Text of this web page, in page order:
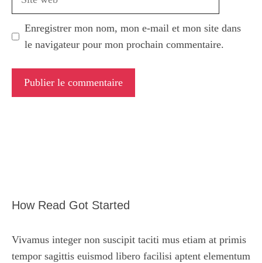
Enregistrer mon nom, mon e-mail et mon site dans
le navigateur pour mon prochain commentaire.
How Read Got Started
Vivamus integer non suscipit taciti mus etiam at primis
tempor sagittis euismod libero facilisi aptent elementum